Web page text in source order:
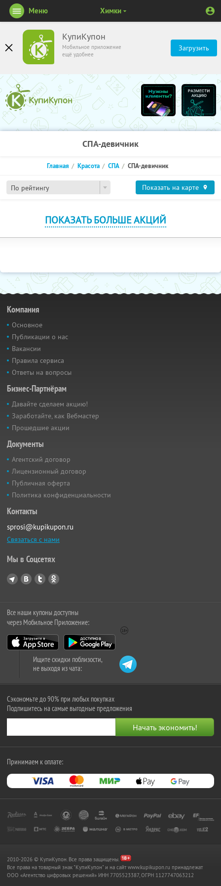
КупиКупон
Мобильное приложение
ещё удобнее
Загрузить
Меню Химки
СПА-девичник
По рейтингу
Главная Красота СПА СПА-девичник
Показать на карте
ПОКАЗАТЬ БОЛЬШЕ АКЦИЙ
Компания
Основное
Публикации о нас
Вакансии
Правила сервиса
Ответы на вопросы
Бизнес-Партнёрам
Давайте сделаем акцию!
Заработайте, как Вебмастер
Прошедшие акции
Документы
Агентский договор
Лицензионный договор
Публичная оферта
Политика конфиденциальности
Контакты
sprosi@kupikupon.ru
Связаться с нами
Мы в Соцсетях
Все наши купоны доступны
через Мобильное Приложение:
Ищите скидки поблизости,
не выходя из чата:
Сэкономьте до 90% при любых покупках
Подпишитесь на самые выгодные предложения
Принимаем к оплате:
2010-2026 © КупиКупон. Все права защищены.
Все права на товарный знак "КупиКупон" и на сайт www.kupikupon.ru принадлежат
OOO «Агентство цифровых решений» ИНН 7705523387, ОГРН 1127747063212